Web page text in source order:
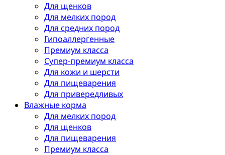
Для щенков
Для мелких пород
Для средних пород
Гипоаллергенные
Премиум класса
Супер-премиум класса
Для кожи и шерсти
Для пищеварения
Для привередливых
Влажные корма
Для мелких пород
Для щенков
Для пищеварения
Премиум класса